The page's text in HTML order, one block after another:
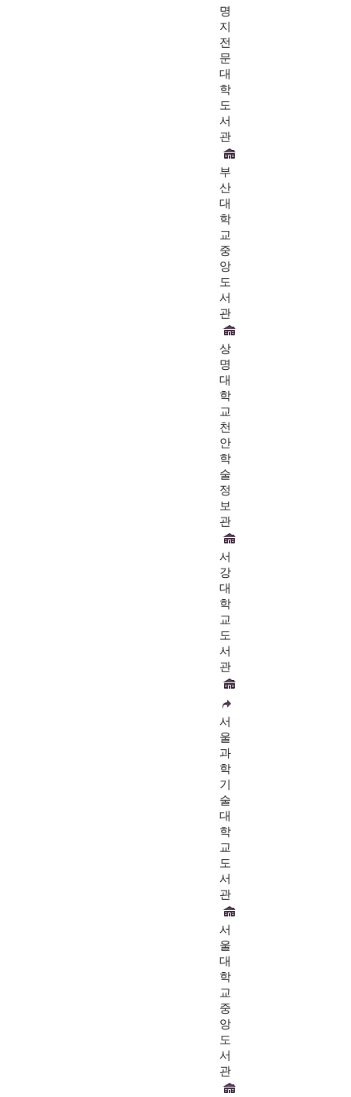
명
지
전
문
대
학
도
서
관
부
산
대
학
교
중
앙
도
서
관
상
명
대
학
교
천
안
학
술
정
보
관
서
강
대
학
교
도
서
관
서
울
과
학
기
술
대
학
교
도
서
관
서
울
대
학
교
중
앙
도
서
관